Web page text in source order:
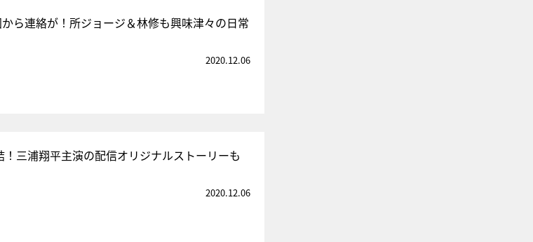
ら連絡が！所ジョージ＆林修も興味津々の日常
2020.12.06
三浦翔平主演の配信オリジナルストーリーも
2020.12.06